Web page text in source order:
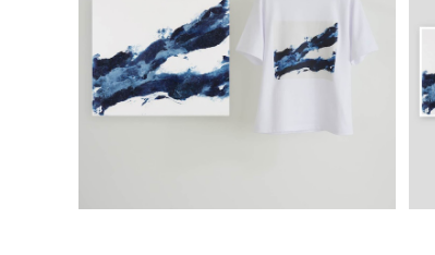
相川出后 「tsunagu」ショートスリー
ブTシャツ
¥6,490